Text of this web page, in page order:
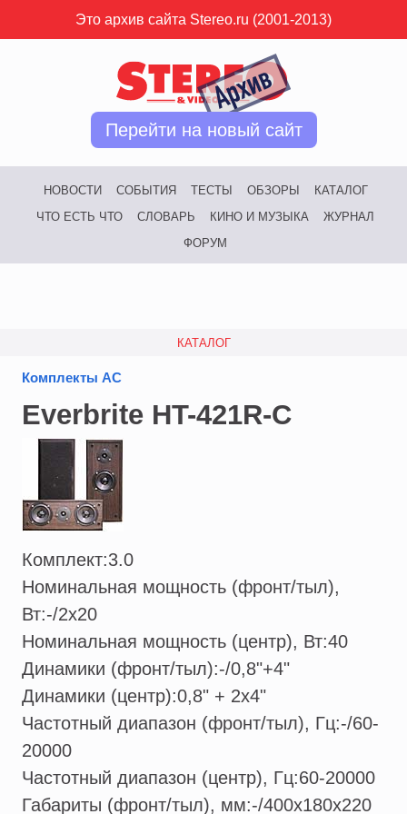
Это архив сайта Stereo.ru (2001-2013)
Перейти на новый сайт
НОВОСТИ СОБЫТИЯ ТЕСТЫ ОБЗОРЫ
КАТАЛОГ
ЧТО ЕСТЬ ЧТО
СЛОВАРЬ КИНО И МУЗЫКА
ЖУРНАЛ
ФОРУМ
КАТАЛОГ
Комплекты АС
Everbrite HT-421R-С
Комплект:3.0
Номинальная мощность (фронт/тыл),
Вт:-/2х20
Номинальная мощность (центр), Вт:40
Динамики (фронт/тыл):-/0,8"+4"
Динамики (центр):0,8" + 2х4"
Частотный диапазон (фронт/тыл), Гц:-/60-
20000
Частотный диапазон (центр), Гц:60-20000
Габариты (фронт/тыл), мм:-/400х180х220